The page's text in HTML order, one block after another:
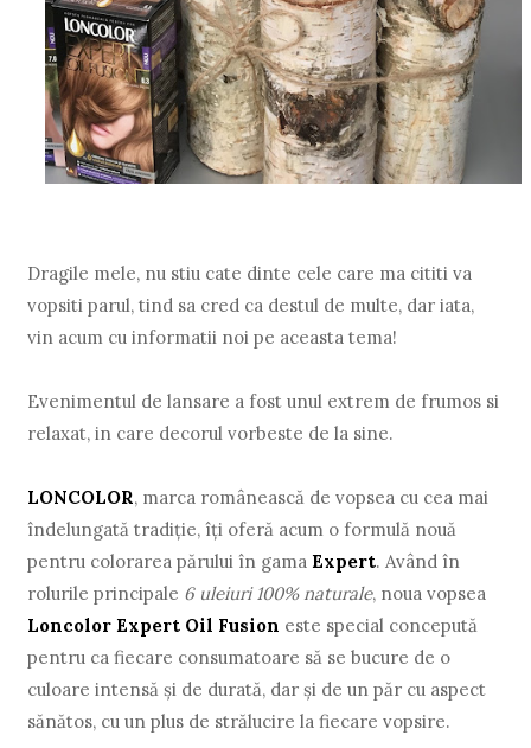
Dragile mele, nu stiu cate dinte cele care ma cititi va
vopsiti parul, tind sa cred ca destul de multe, dar iata,
vin acum cu informatii noi pe aceasta tema!
Evenimentul de lansare a fost unul extrem de frumos si
relaxat, in care decorul vorbeste de la sine.
LONCOLOR, marca românească de vopsea cu cea mai
îndelungată tradiție, îți oferă acum o formulă nouă
pentru colorarea părului în gama Expert. Având în
rolurile principale 6 uleiuri 100% naturale, noua vopsea
Loncolor Expert Oil Fusion este special concepută
pentru ca fiecare consumatoare să se bucure de o
culoare intensă și de durată, dar și de un păr cu aspect
sănătos, cu un plus de strălucire la fiecare vopsire.